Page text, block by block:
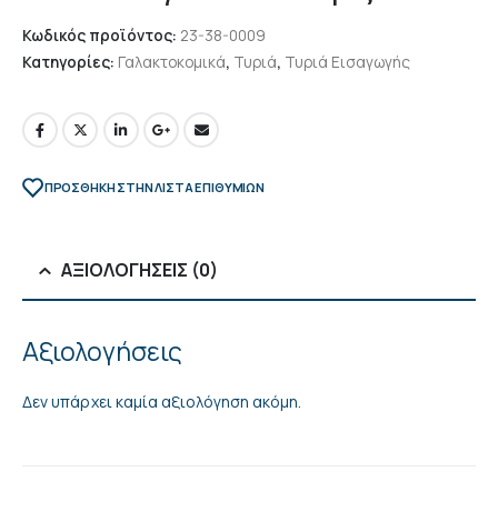
Κωδικός προϊόντος: 23-38-0009
Κατηγορίες: Γαλακτοκομικά, Τυριά, Τυριά Εισαγωγής
ΠΡΌΣΘΉΚΗ ΣΤΗΝ ΛΊΣΤΑ ΕΠΙΘΥΜΙΏΝ
ΑΞΙΟΛΟΓΉΣΕΙΣ (0)
Αξιολογήσεις
Δεν υπάρχει καμία αξιολόγηση ακόμη.